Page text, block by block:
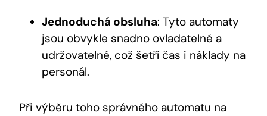
Jednoduchá obsluha: Tyto automaty
jsou obvykle snadno ovladatelné a
udržovatelné, což šetří čas i náklady na
personál.
Při výběru toho správného automatu na